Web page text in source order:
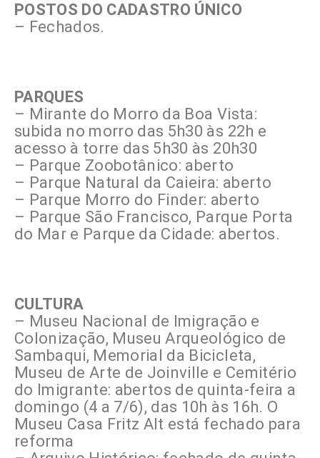
POSTOS DO CADASTRO ÚNICO
– Fechados.
PARQUES
– Mirante do Morro da Boa Vista:
subida no morro das 5h30 às 22h e
acesso à torre das 5h30 às 20h30
– Parque Zoobotânico: aberto
– Parque Natural da Caieira: aberto
– Parque Morro do Finder: aberto
– Parque São Francisco, Parque Porta
do Mar e Parque da Cidade: abertos.
CULTURA
– Museu Nacional de Imigração e
Colonização, Museu Arqueológico de
Sambaqui, Memorial da Bicicleta,
Museu de Arte de Joinville e Cemitério
do Imigrante: abertos de quinta-feira a
domingo (4 a 7/6), das 10h às 16h. O
Museu Casa Fritz Alt está fechado para
reforma